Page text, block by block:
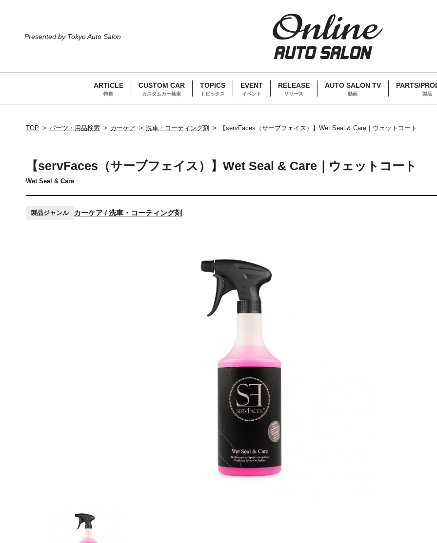
Presented by Tokyo Auto Salon
ARTICLE
特集
CUSTOM CAR
カスタムカー検索
TOPICS
トピックス
EVENT
イベント
RELEASE
リリース
AUTO SALON TV
動画
PARTS/
製品
TOP パーツ・用品検索 カーケア 洗車・コーティング剤 【servFaces（サーブフェイス）】Wet Seal & Care｜ウェットコート
【servFaces（サーブフェイス）】Wet Seal & Care｜ウェットコート
Wet Seal & Care
製品ジャンル カーケア / 洗車・コーティング剤